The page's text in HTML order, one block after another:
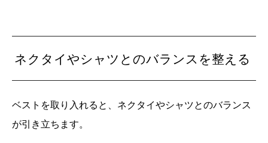
ネクタイやシャツとのバランスを整える
ベストを取り入れると、ネクタイやシャツとのバランス
が引き立ちます。